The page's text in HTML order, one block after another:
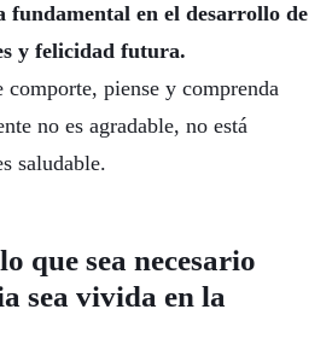
fundamental en el desarrollo de
y felicidad futura.
piense y comprenda
no es agradable, no está
saludable.
que sea necesario
sea vivida en la